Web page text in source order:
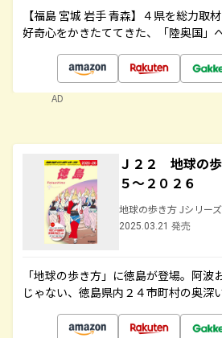
【福島 宮城 岩手 青森】４県を総力取
好奇心をかきたててきた、「陸奥国」
AD
Ｊ２２ 地球の
５～２０２６
地球の歩き方 Jシリーズ
2025.03.21 発売
「地球の歩き方」に徳島が登場。阿波
じゃない、徳島県内２４市町村の奥深